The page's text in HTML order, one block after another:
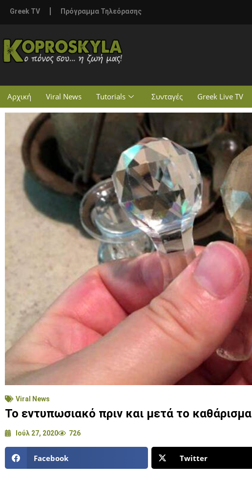
Greek TV Πρόγραμμα Τηλεόρασης
Αρχική Viral News Tutorials Συνταγές Greek Live TV
Viral News
Το εντυπωσιακό πριν και μετά το καθάρισμα
Ιούλ 27, 2020 726
Facebook Twitter